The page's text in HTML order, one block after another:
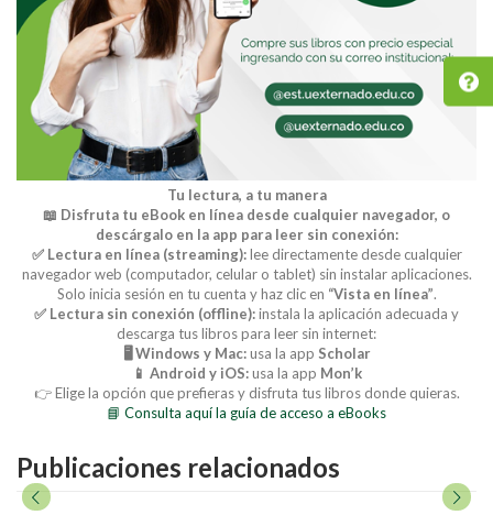
Tu lectura, a tu manera
📖 Disfruta tu eBook en línea desde cualquier navegador, o
descárgalo en la app para leer sin conexión:
✅ Lectura en línea (streaming):lee directamente desde cualquier
navegador web (computador, celular o tablet) sin instalar aplicaciones.
Solo inicia sesión en tu cuenta y haz clic en “Vista en línea”.
✅ Lectura sin conexión (offline):instala la aplicación adecuada y
descarga tus libros para leer sin internet:
🖥️ Windows y Mac:usa la app Scholar
📱 Android y iOS:usa la app Mon’k
👉 Elige la opción que prefieras y disfruta tus libros donde quieras.
📘 Consulta aquí la guía de acceso a eBooks
Publicaciones relacionados